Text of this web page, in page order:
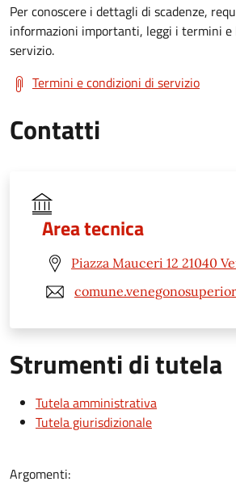
Per conoscere i dettagli di scadenze,
informazioni importanti, leggi i termini e
servizio.
Termini e condizioni di servizio
Contatti
Area tecnica
Piazza Mauceri 12 21040
Strumenti di tutela
Tutela amministrativa
Tutela giurisdizionale
Argomenti: